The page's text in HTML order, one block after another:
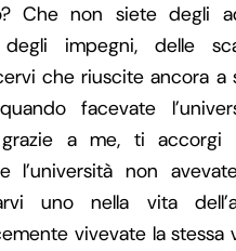
Che non siete degli
degli impegni, delle
che riuscite ancora a
facevate
a me, ti accorgi
l’università non
uno nella vita
vivevate la stessa